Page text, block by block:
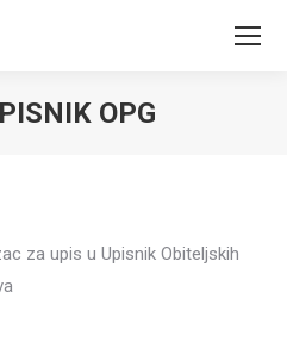
OPG
za upis u Upisnik Obiteljskih